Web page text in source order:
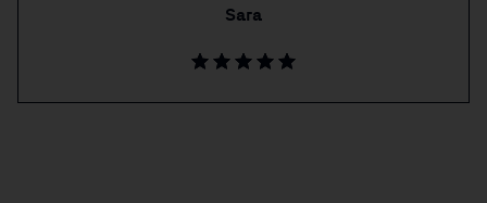
Sara